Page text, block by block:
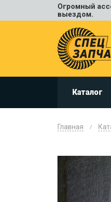
Огромный
выездом.
Каталог
Главная